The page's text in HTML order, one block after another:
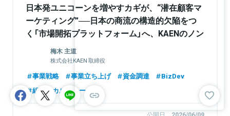
日本発ユニコーンを増やすカギが、“潜在顧客マ
ーケティング”──日本の商流の構造的欠陥をつ
く「市場開拓プラットフォーム」へ、KAENのノン
エクイティ戦略
梅木 主道
株式会社KAEN 取締役
事業戦略 事業立ち上げ 資金調達
BizDev
組織・カルチャー